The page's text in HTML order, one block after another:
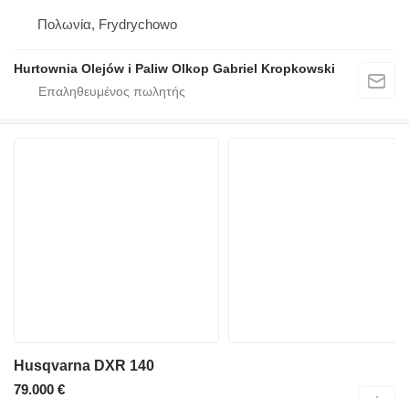
Πολωνία, Frydrychowo
Hurtownia Olejów i Paliw Olkop Gabriel Kropkowski
Husqvarna DXR 140
79.000 €